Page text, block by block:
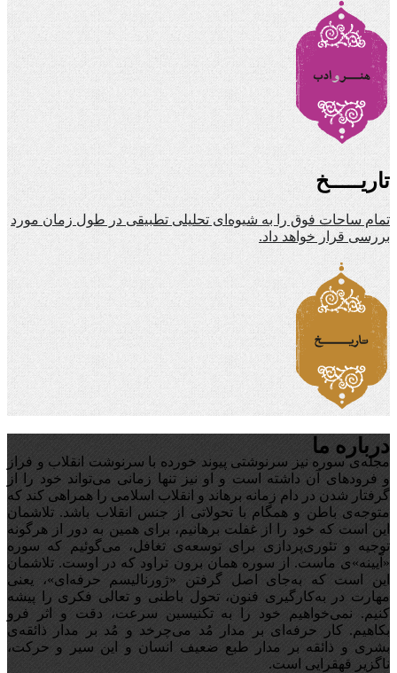
تاریـــــخ
تمام ساحات فوق را به شیوه‌ای تحلیلی تطبیقی در طول زمان مورد
بررسی قرار خواهد داد.
درباره ما
مجله‌ی سوره نیز سرنوشتی پیوند خورده با سرنوشت انقلاب و فراز
و فرودهای آن داشته است و او نیز تنها زمانی می‌تواند خود را از
گرفتار شدن در دام زمانه برهاند و انقلاب اسلامی را همراهی کند که
متوجه‌ی باطن و همگام با تحولاتی از جنس انقلاب باشد. تلاشمان
این است که خود را از غفلت برهانیم، برای همین به دور از هرگونه
توجیه‌ و تئوری‌پردازی برای توسعه‌ی تغافل،‌ می‌گوئیم که سوره
«آیینه‌»ی ماست. از سوره همان برون تراود که در اوست. تلاشمان
این است که به‌جای اصل گرفتن «ژورنالیسم حرفه‌ای»، یعنی
مهارت در به‌کارگیری فنون، تحول باطنی و تعالی فکری را پیشه
کنیم. نمی‌خواهیم خود را به تکنیسین سرعت، دقت و اثر فرو
بکاهیم. کار حرفه‌ای بر مدار مُد می‌چرخد و مُد بر مدار ذائقه‌ی
بشری و ذائقه بر مدار طبع ضعیف انسان و این سیر و حرکت،
ناگزیر قهقرایی است.